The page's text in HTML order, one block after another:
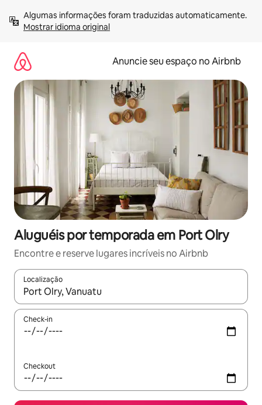
para
Mostrar idioma original
Anuncie seu espaço no Airbnb
Aluguéis por temporada em Port Olry
Encontre e reserve lugares incríveis no Airbnb
Localização
Quando os resultados estiverem disponíveis, explore-os
Check-in
Checkout